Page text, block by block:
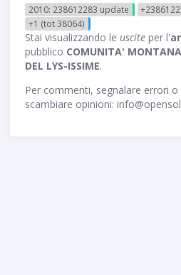
2010: 238612283 update
+1 (tot 38064)
Stai visualizzando le uscite per l'
pubblico COMUNITA'
DEL LYS-ISSIME.
Per commenti, segnalare errori
scambiare opinioni: